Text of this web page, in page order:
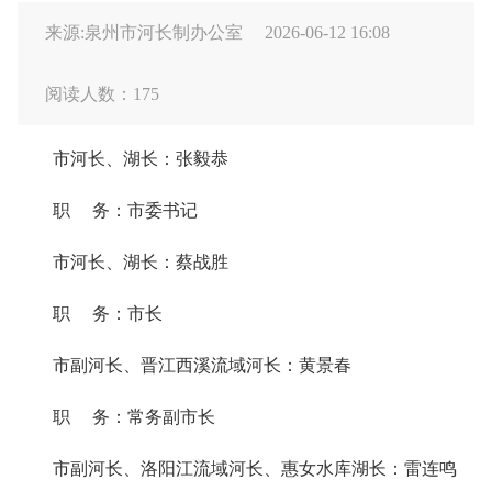
来源:泉州市河长制办公室 2026-06-12 16:08
阅读人数： 175
市河长、湖长：张毅恭
职 务：市委书记
市河长、湖长：蔡战胜
职 务：市长
市副河长、晋江西溪流域河长：黄景春
职 务：常务副市长
市副河长、洛阳江流域河长、惠女水库湖长：雷连鸣